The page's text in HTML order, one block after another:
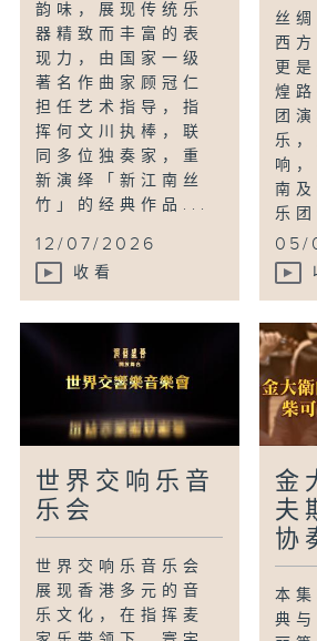
韵味，展现传统乐
器精致而丰富的表
现力，由国家一级
著名作曲家顾冠仁
担任艺术指导，指
挥何文川执棒，联
同多位独奏家，重
新演绎「新江南丝
竹」的经典作品...
12/07/2026
收看
丝
西
更
煌
团
乐
响
南
乐
05/
世界交响乐音
乐会
世界交响乐音乐会
展现香港多元的音
乐文化，在指挥麦
金
夫
协
本
典